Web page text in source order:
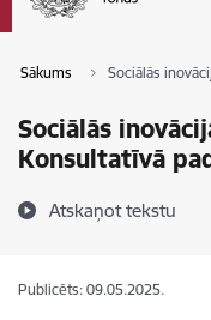
Sākums Sociālās
Sociālās
Konsultatīvā
Atskaņot tekstu
Publicēts: 09.05.2025.